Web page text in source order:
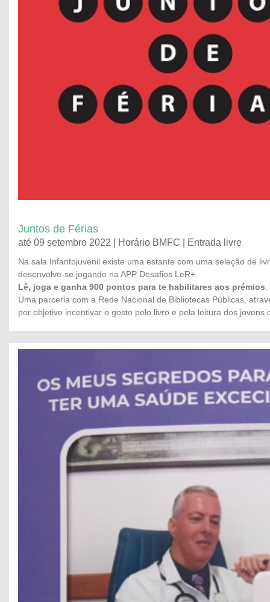
Juntos de Férias
até 09 setembro 2022 | Horário BMFC | Entrada livre
Na sala Infantojuvenil existe uma estante com uma seleção de
desenvolve-se jogando na APP Desafios LeR+.
Lê, joga e ganha 900 pontos para te habilitares aos prémios
Uma parceria com a Rede Nacional de Bibliotecas Públicas,
por objetivo incentivar o gosto pelo livro e pela leitura dos jovens